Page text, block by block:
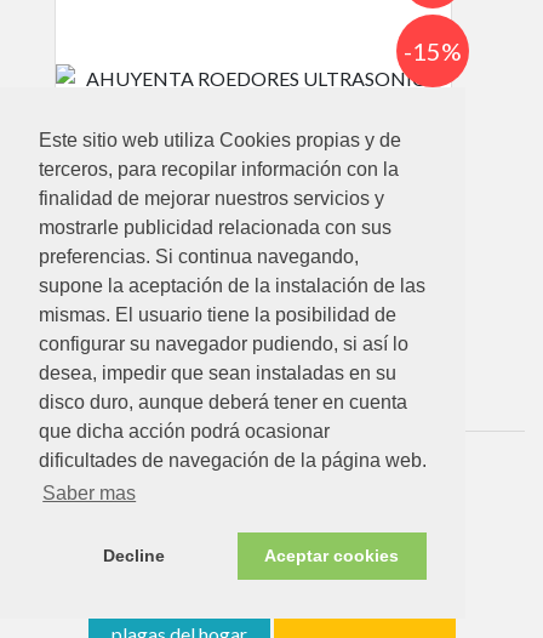
Este sitio web utiliza Cookies propias y de
terceros, para recopilar información con la
finalidad de mejorar nuestros servicios y
mostrarle publicidad relacionada con sus
preferencias. Si continua navegando,
supone la aceptación de la instalación de las
mismas. El usuario tiene la posibilidad de
configurar su navegador pudiendo, si así lo
desea, impedir que sean instaladas en su
disco duro, aunque deberá tener en cuenta
que dicha acción podrá ocasionar
dificultades de navegación de la página web.
Saber mas
Decline Aceptar cookies
47.08€ 39.95€
-15%
AHUYENTA ROEDORES ULTRASONICO BATERIA
20M²
Ver detalle
Control
electrónico de
plagas del hogar
Insecticidas y
hogar